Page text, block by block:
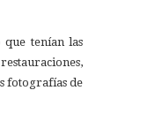
tenían las
fotografías de